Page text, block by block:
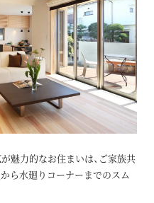
魅力的なお住まいは、ご家族共
ら水廻りコーナーまでのスム